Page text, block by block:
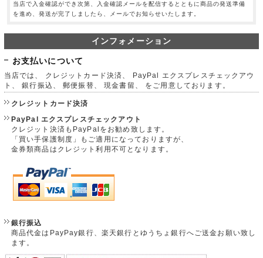
当店で入金確認ができ次第、入金確認メールを配信するとともに商品の発送準備
を進め、発送が完了しましたら、メールでお知らせいたします。
インフォメーション
お支払いについて
当店では、 クレジットカード決済、 PayPal エクスプレスチェックアウ
ト、 銀行振込、 郵便振替、 現金書留、 をご用意しております。
クレジットカード決済
PayPal エクスプレスチェックアウト
クレジット決済もPayPalをお勧め致します。
「買い手保護制度」もご適用になっておりますが、
金券類商品はクレジット利用不可となります。
銀行振込
商品代金はPayPay銀行、楽天銀行とゆうちょ銀行へご送金お願い致し
ます。